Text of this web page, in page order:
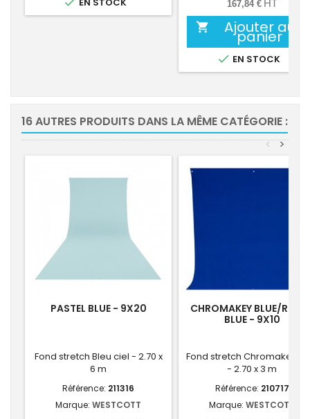
EN STOCK 167,84 € HT
 Ajouter au
panier
 EN STOCK
16 AUTRES PRODUITS DANS LA MÊME CATÉGORIE :
>
<
PASTEL BLUE - 9X20
Fond stretch Bleu ciel - 2.70 x
6 m
Référence: 211316
Marque: WESTCOTT
CHROMAKEY BLUE/
BLUE - 9X10
Fond stretch Chromakey
- 2.70 x 3 m
Référence: 210717
Marque: WESTCOTT